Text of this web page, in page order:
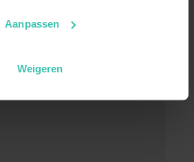
Aanpassen
Weigeren